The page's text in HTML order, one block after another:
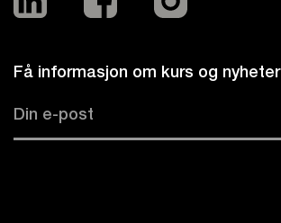
Få informasjon om kurs og nyheter